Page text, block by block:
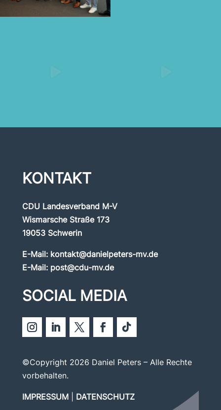
KONTAKT
CDU Landesverband M-V
Wismarsche Straße 173
19053 Schwerin
E-Mail: kontakt@danielpeters-mv.de
E-Mail: post@cdu-mv.de
SOCIAL MEDIA
©Copyright 2026 Daniel Peters – Alle Rechte
vorbehalten.
IMPRESSUM| DATENSCHUTZ